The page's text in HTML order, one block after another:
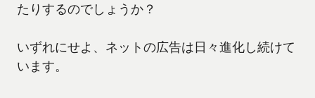
たりするのでしょうか？
いずれにせよ、ネットの広告は日々進化し続けて
います。